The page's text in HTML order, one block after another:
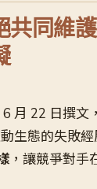
共同維
月 22 日撰
生態的失敗
，讓競爭對手